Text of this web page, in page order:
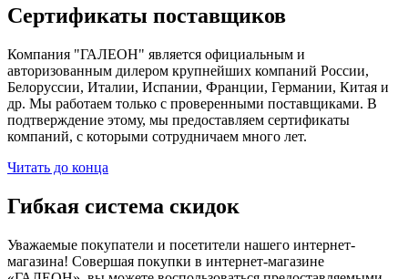
Сертификаты поставщиков
Компания "ГАЛЕОН" является официальным и
авторизованным дилером крупнейших компаний России,
Белоруссии, Италии, Испании, Франции, Германии, Китая и
др. Мы работаем только с проверенными поставщиками. В
подтверждение этому, мы предоставляем сертификаты
компаний, с которыми сотрудничаем много лет.
Читать до конца
Гибкая система скидок
Уважаемые покупатели и посетители нашего интернет-
магазина! Совершая покупки в интернет-магазине